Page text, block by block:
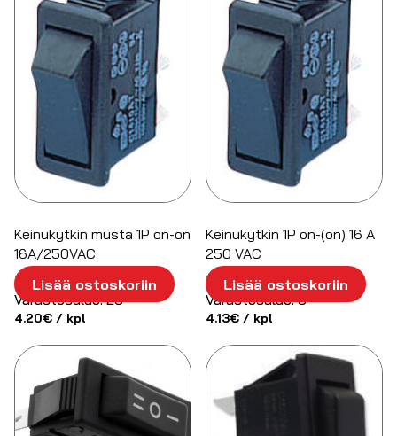
Keinukytkin musta 1P on-on
16A/250VAC
Tuotenumero:3501418
Varastosaldo:26
4.20€ / kpl
Lisää ostoskoriin
Keinukytkin 1P on-(on) 16 A
250 VAC
Tuotenumero:3501426
Varastosaldo:5
4.13€ / kpl
Lisää ostoskoriin